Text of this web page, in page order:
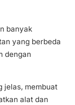
banyak
yang berbeda
dengan
jelas, membuat
alat dan